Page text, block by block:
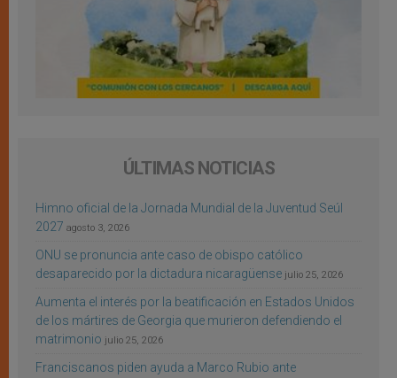
ÚLTIMAS NOTICIAS
Himno oficial de la Jornada Mundial de la Juventud Seúl
2027 agosto 3, 2026
ONU se pronuncia ante caso de obispo católico
desaparecido por la dictadura nicaragüense julio 25, 2026
Aumenta el interés por la beatificación en Estados Unidos
de los mártires de Georgia que murieron defendiendo el
matrimonio julio 25, 2026
Franciscanos piden ayuda a Marco Rubio ante